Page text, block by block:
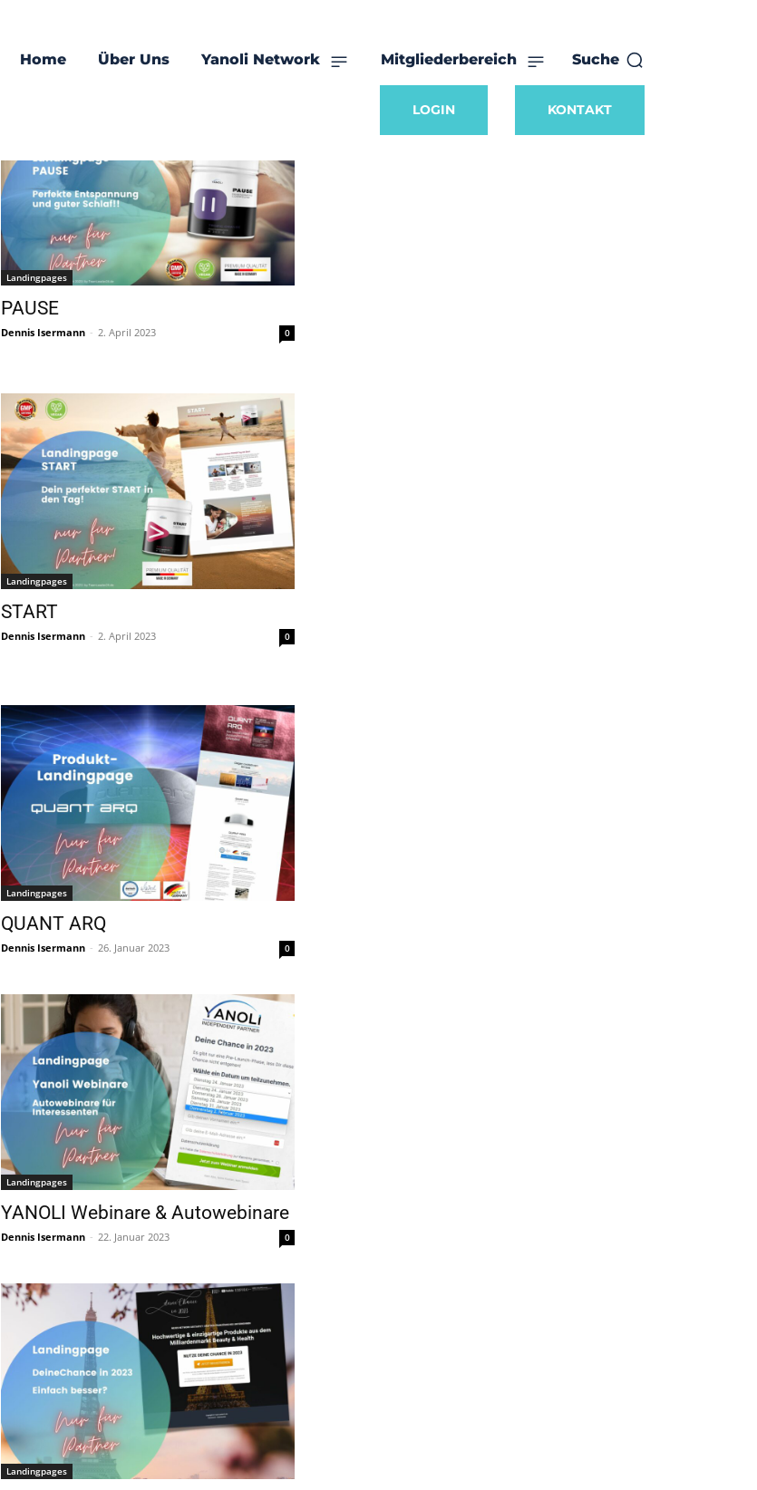
Home Über Uns Yanoli Network Mitgliederbereich Suche
LOGIN KONTAKT
Landingpages
PAUSE
Dennis Isermann - 2. April 2023 0
Landingpages
START
Dennis Isermann - 2. April 2023 0
Landingpages
QUANT ARQ
Dennis Isermann - 26. Januar 2023 0
Landingpages
YANOLI Webinare & Autowebinare
Dennis Isermann - 22. Januar 2023 0
Landingpages